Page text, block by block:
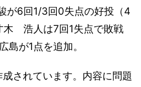
が6回1/3回0失点の好投（4
木 浩人は7回1失点で敗戦
島が1点を追加。
されています。内容に問題